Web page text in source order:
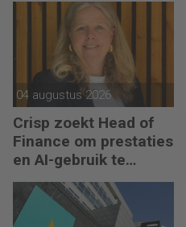
04 augustus 2026
Crisp zoekt Head of
Finance om prestaties
en AI-gebruik te
versnellen